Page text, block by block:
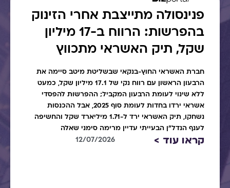
פנינסולה מתייצבת אחרי הזינוק
בהפרשות: הרווח ב-17 מיליון
שקל, תיק האשראי מתכווץ
חברת האשראי החוץ-בנקאי שבשליטת מיטב סיימה את
הרבעון הראשון עם רווח נקי של 17.1 מיליון שקל, כמעט
ללא שינוי לעומת הרבעון המקביל; ההפרשות להפסדי
אשראי ירדו בחדות לעומת סוף 2025, אבל ההכנסות
נשחקו, תיק האשראי ירד ל-1.71 מיליארד שקל והחשיפה
לענף הנדל"ן הבעייתי עדיין מרימה סימני שאלה
קראו עוד > 12/07/2026